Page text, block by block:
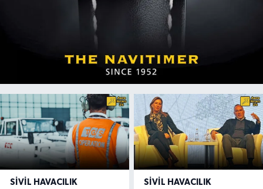
SIVIL HAVACILIK SIVIL HAVACILIK